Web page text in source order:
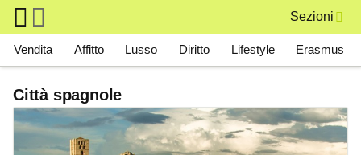
Skip to main content
Sezioni
Main navigation
Vendita Affitto Lusso Diritto Lifestyle Erasmus
Città spagnole